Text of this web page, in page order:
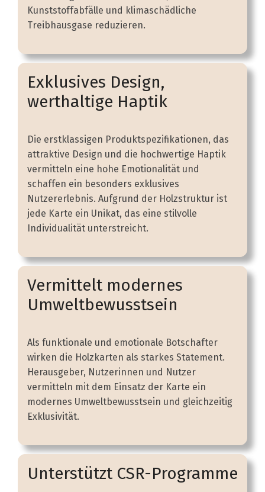
Kunststoffabfälle und klimaschädliche
Treibhausgase reduzieren.
Exklusives Design,
werthaltige Haptik
Die erstklassigen Produktspezifikationen, das
attraktive Design und die hochwertige Haptik
vermitteln eine hohe Emotionalität und
schaffen ein besonders exklusives
Nutzererlebnis. Aufgrund der Holzstruktur ist
jede Karte ein Unikat, das eine stilvolle
Individualität unterstreicht.
Vermittelt modernes
Umweltbewusstsein
Als funktionale und emotionale Botschafter
wirken die Holzkarten als starkes Statement.
Herausgeber, Nutzerinnen und Nutzer
vermitteln mit dem Einsatz der Karte ein
modernes Umweltbewusstsein und gleichzeitig
Exklusivität.
Unterstützt CSR-Programme